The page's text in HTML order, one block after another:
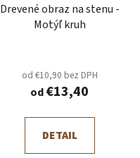
Drevené obraz na stenu -
Motýľ kruh
od €10,90 bez DPH
od€13,40
DETAIL